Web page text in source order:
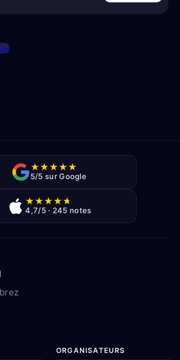
★★★★★
5/5 sur Google
★★★★★
4,7/5 · 245 notes
ORGANISATEURS